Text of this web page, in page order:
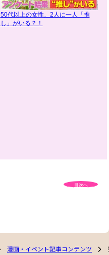
50代以上の女性、2人に一人「推
し」がいる？！
目次へ
漫画・イベント記事コンテンツ